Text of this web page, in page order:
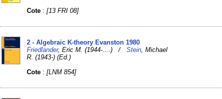
Cote :[13 FRI 08]
2 - Algebraic K-theory Evanston 1980
Friedlander, Eric M. (1944-....) /Stein , Michael
R. (1943-) (Ed.)
Cote :[LNM 854]